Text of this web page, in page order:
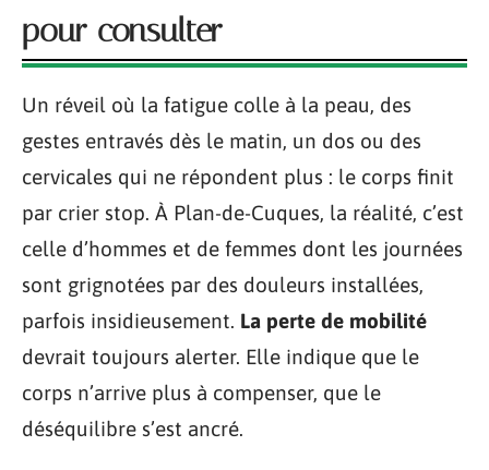
pour consulter
Un réveil où la fatigue colle à la peau, des
gestes entravés dès le matin, un dos ou des
cervicales qui ne répondent plus : le corps finit
par crier stop. À Plan-de-Cuques, la réalité, c’est
celle d’hommes et de femmes dont les journées
sont grignotées par des douleurs installées,
parfois insidieusement. La perte de mobilité
devrait toujours alerter. Elle indique que le
corps n’arrive plus à compenser, que le
déséquilibre s’est ancré.